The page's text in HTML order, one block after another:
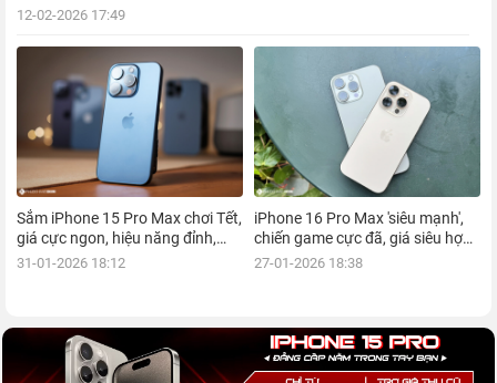
12-02-2026 17:49
Sắm iPhone 15 Pro Max chơi Tết,
giá cực ngon, hiệu năng đỉnh,
kèm nhiều ưu đãi, mua ngay!
31-01-2026 18:12
iPhone 16 Pro Max 'siêu mạnh',
chiến game cực đã, giá siêu hợp
lý, mua ngay!
27-01-2026 18:38